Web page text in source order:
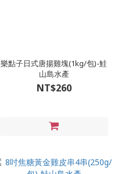
樂點子日式唐揚雞塊(1kg/包)-鮭
山島水產
NT$260